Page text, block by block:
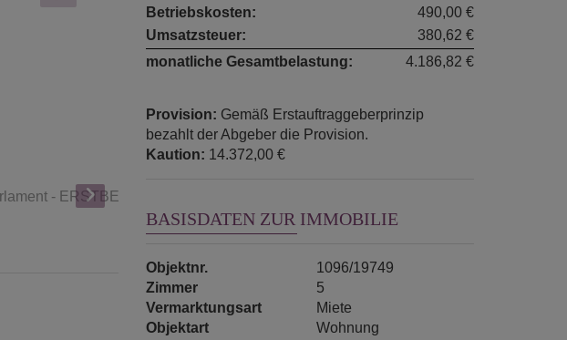
Betriebskosten:
490,00 €
Umsatzsteuer:
380,62 €
monatliche Gesamtbelastung:
4.186,82 €
Provision: Gemäß Erstauftraggeberprinzip
bezahlt der Abgeber die Provision.
Kaution: 14.372,00 €
BASISDATEN ZUR IMMOBILIE
Objektnr.
1096/19749
Zimmer
5
Vermarktungsart
Miete
Objektart
Wohnung